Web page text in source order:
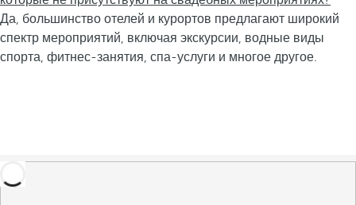
Да, большинство отелей и курортов предлагают широкий
спектр мероприятий, включая экскурсии, водные виды
спорта, фитнес-занятия, спа-услуги и многое другое.